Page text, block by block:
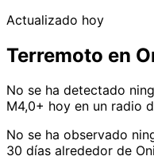
Actualizado hoy
Terremoto en
No se ha detectado
M4,0+ hoy en un radio
No se ha observado
30 días alrededor de